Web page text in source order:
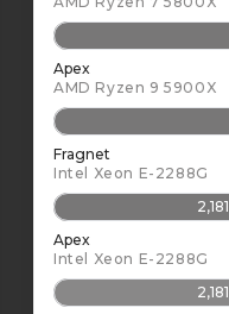
Apex
AMD Ryzen 9 5900X
Fragnet
Intel Xeon E-2288G
2,181
Apex
Intel Xeon E-2288G
2,181